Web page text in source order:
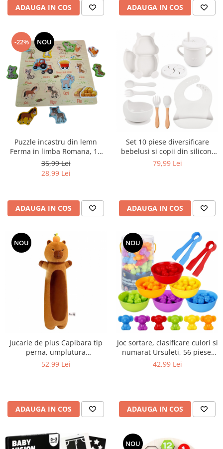
ADAUGA IN COS ADAUGA IN COS
-22% NOU
Puzzle incastru din lemn
Ferma in limba Romana, 12
piese, multicolor
36,99 Lei
28,99 Lei
ADAUGA IN COS
Set 10 piese diversificare
bebelusi si copii din silicon,
baveta, farfurie
79,99 Lei
ADAUGA IN COS
NOU
Jucarie de plus Capibara tip
perna, umplutura
hipoalergenica, pentru copii
52,99 Lei
ADAUGA IN COS
NOU
Joc sortare, clasificare culori si
numarat Ursuleti, 56 piese,
multicolor
42,99 Lei
ADAUGA IN COS
NOU